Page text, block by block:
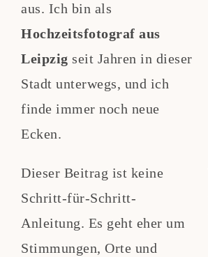
aus. Ich bin als
Hochzeitsfotograf aus
Leipzig seit Jahren in dieser
Stadt unterwegs, und ich
finde immer noch neue
Ecken.
Dieser Beitrag ist keine
Schritt-für-Schritt-
Anleitung. Es geht eher um
Stimmungen, Orte und